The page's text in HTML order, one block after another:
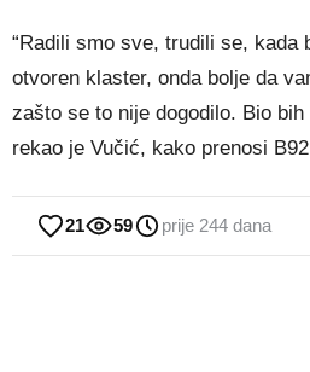
“Radili smo sve, trudili se, kada
otvoren klaster, onda bolje da
zašto se to nije dogodilo. Bio
rekao je Vučić, kako prenosi
21 59 prije 244 dana